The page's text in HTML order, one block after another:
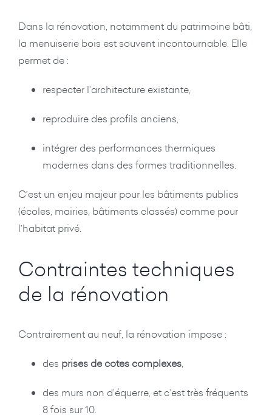
Dans la rénovation, notamment du patrimoine bâti,
la menuiserie bois est souvent incontournable. Elle
permet de :
respecter l’architecture existante,
reproduire des profils anciens,
intégrer des performances thermiques
modernes dans des formes traditionnelles.
C’est un enjeu majeur pour les bâtiments publics
(écoles, mairies, bâtiments classés) comme pour
l’habitat privé.
Contraintes techniques
de la rénovation
Contrairement au neuf, la rénovation impose :
des prises de cotes complexes,
des murs non d’équerre, et c’est très fréquents
8 fois sur 10.